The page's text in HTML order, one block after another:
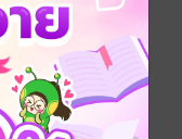
อีกคน การปะทะ
าห่างเหินออกไป
วามรู้สึกบาง
ว่าอุปสรรคจาก
ยิ่งทำให้ทุกอย่าง